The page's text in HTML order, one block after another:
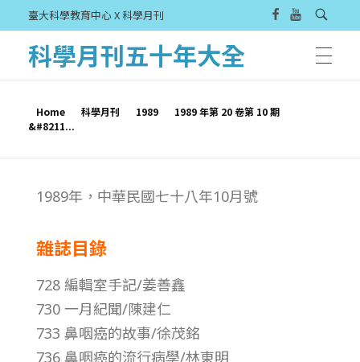
臺大科學教育中心 X 科學月刊
科學月刊五十年大全
Home 科學月刊 1989
1989 年第 20 卷第 10 期
&#8211...
1
8
9
1989年，中華民國七十八年10月號
雜誌目錄
728 編輯室手記/姜善鑫
730 一月紀聞/陳建仁
733 鼻咽癌的故事/徐茂銘
736 鼻咽癌的流行病學/林東明